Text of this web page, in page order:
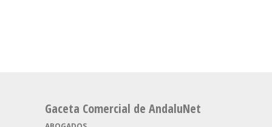
Gaceta Comercial de AndaluNet